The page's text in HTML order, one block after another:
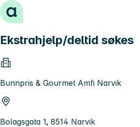
Hopp til innhold
Ekstrahjelp/deltid søkes
Bunnpris & Gourmet Amfi Narvik
Bolagsgata 1, 8514 Narvik